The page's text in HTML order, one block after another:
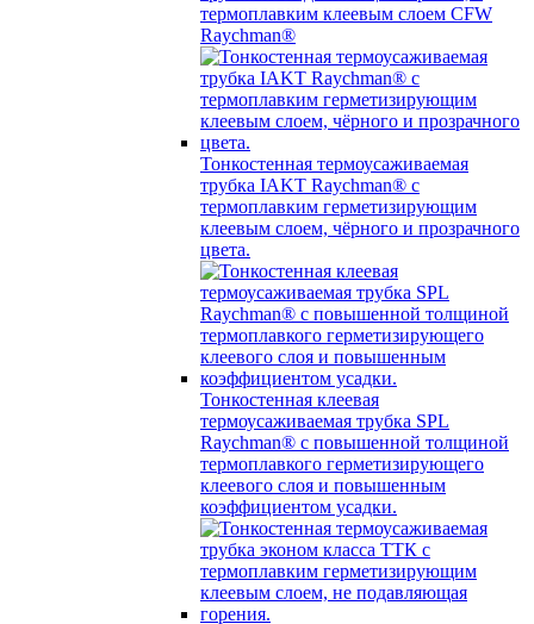
термоплавким клеевым слоем CFW
Raychman®
Тонкостенная термоусаживаемая
трубка IAKT Raychman® с
термоплавким герметизирующим
клеевым слоем, чёрного и прозрачного
цвета.
Тонкостенная клеевая
термоусаживаемая трубка SPL
Raychman® с повышенной толщиной
термоплавкого герметизирующего
клеевого слоя и повышенным
коэффициентом усадки.